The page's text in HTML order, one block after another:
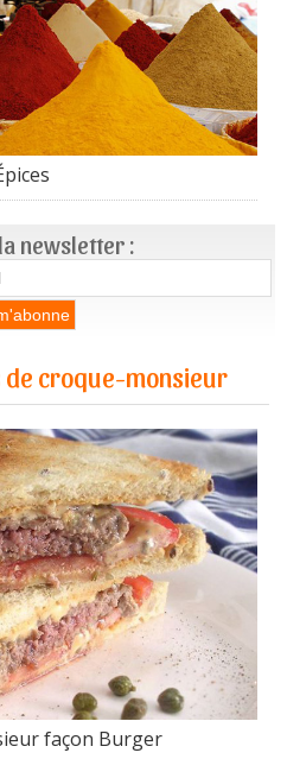
newsletter :
croque-monsieur
façon Burger